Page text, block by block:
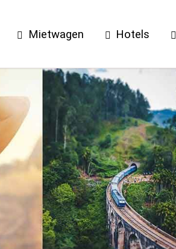
Mietwagen Hotels